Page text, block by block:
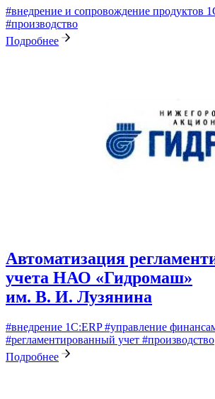
#внедрение и сопровождение продуктов
#производство
Подробнее
Автоматизация
учета НАО «Гидромаш»
им. В. И. Лузянина
#внедрение 1С:ERP #управление
#регламентированный учет #производство
Подробнее